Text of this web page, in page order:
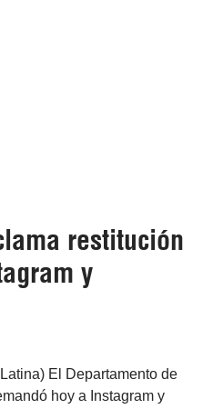
restitución
y
El Departamento de
hoy a Instagram y